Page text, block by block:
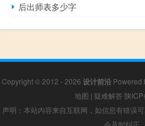
后出师表多少字
Copyright © 2012 - 2026 设计前沿 Powered
地图 | 疑难解答 陕
声明：本站内容来自互联网，如信息有错误